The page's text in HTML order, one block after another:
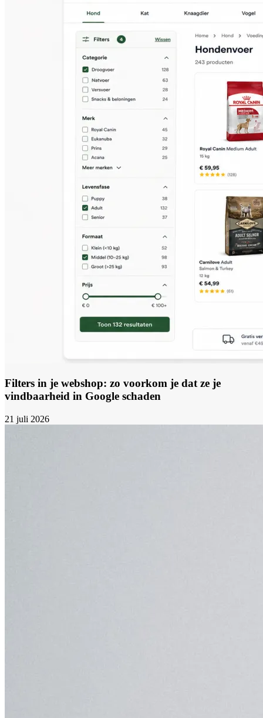
Filters in je webshop: zo voorkom je dat ze je
vindbaarheid in Google schaden
21 juli 2026